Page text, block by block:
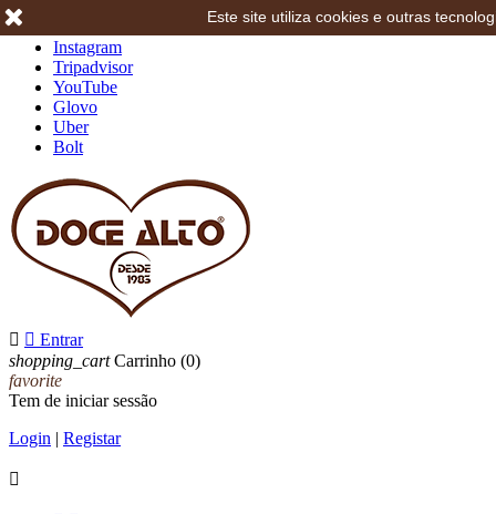
Instagram
Tripadvisor
YouTube
Glovo
Uber
Bolt
  Entrar
shopping_cart Carrinho (0)
favorite
Tem de iniciar sessão
Login | Registar

Este site utiliza cookies e outras